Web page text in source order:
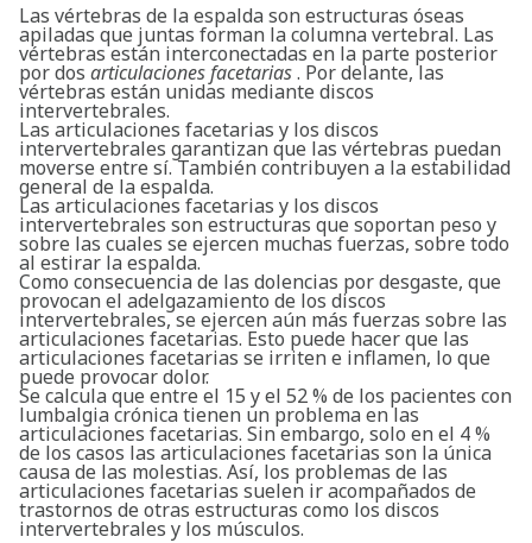
Las vértebras de la espalda son estructuras óseas
apiladas que juntas forman la columna vertebral. Las
vértebras están interconectadas en la parte posterior
por dos articulaciones facetarias. Por delante, las
vértebras están unidas mediante discos
intervertebrales.
Las articulaciones facetarias y los discos
intervertebrales garantizan que las vértebras puedan
moverse entre sí. También contribuyen a la estabilidad
general de la espalda.
Las articulaciones facetarias y los discos
intervertebrales son estructuras que soportan peso y
sobre las cuales se ejercen muchas fuerzas, sobre todo
al estirar la espalda.
Como consecuencia de las dolencias por desgaste, que
provocan el adelgazamiento de los discos
intervertebrales, se ejercen aún más fuerzas sobre las
articulaciones facetarias. Esto puede hacer que las
articulaciones facetarias se irriten e inflamen, lo que
puede provocar dolor.
Se calcula que entre el 15 y el 52 % de los pacientes con
lumbalgia crónica tienen un problema en las
articulaciones facetarias. Sin embargo, solo en el 4 %
de los casos las articulaciones facetarias son la única
causa de las molestias. Así, los problemas de las
articulaciones facetarias suelen ir acompañados de
trastornos de otras estructuras como los discos
intervertebrales y los músculos.